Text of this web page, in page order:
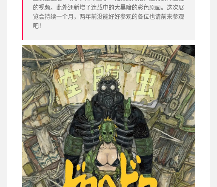
的视频。此外还新增了连载中的大黑暗的彩色原画。这次展
览会持续一个月，两年前没能好好参观的各位也请前来参观
吧！